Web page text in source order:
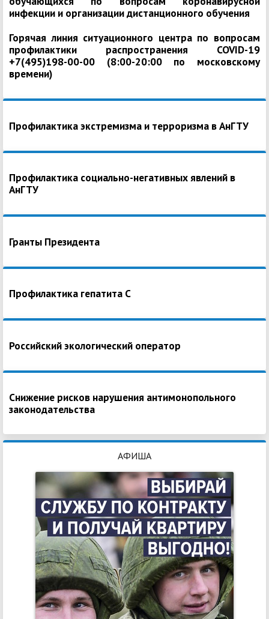
инфекции и организации дистанционного обучения
Горячая линия ситуационного центра по вопросам
профилактики распространения COVID-19
+7(495)198-00-00 (8:00-20:00 по московскому
времени)
Профилактика экстремизма и терроризма в АнГТУ
Профилактика социально-негативных явлений в
АнГТУ
Гранты Президента
Профилактика гепатита С
Российский экологический оператор
Снижение рисков нарушения антимонопольного
законодательства
АФИША